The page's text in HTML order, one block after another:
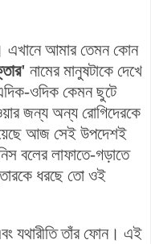
এখানে আমার তেমন কোন
নামের মানুষটাকে দেখে
ওদিক কেমন ছুটে
জন্য অন্য রোগিদেরকে
আজ সেই উপদেশই
বলের লাফাতে-গড়াতে
ধরছে তো ওই
যথারীতি তাঁর ফোন। এই